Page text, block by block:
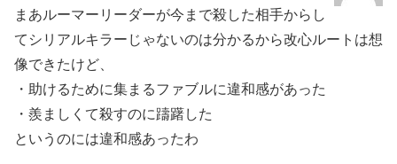
まあルーマーリーダーが今まで殺した相手からし
てシリアルキラーじゃないのは分かるから改心ルートは想
像できたけど、
・助けるために集まるファブルに違和感があった
・羨ましくて殺すのに躊躇した
というのには違和感あったわ